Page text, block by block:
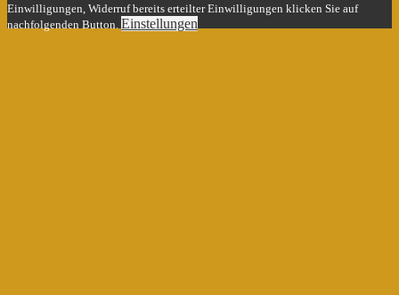
Einwilligungen, Widerruf bereits erteilter Einwilligungen klicken Sie auf
nachfolgenden Button. Einstellungen